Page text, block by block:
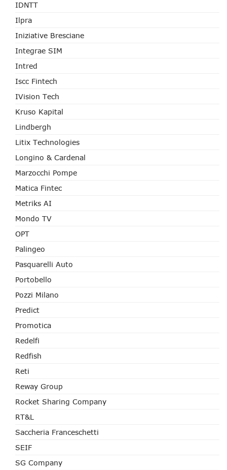
IDNTT
Ilpra
Iniziative Bresciane
Integrae SIM
Intred
Iscc Fintech
IVision Tech
Kruso Kapital
Lindbergh
Litix Technologies
Longino & Cardenal
Marzocchi Pompe
Matica Fintec
Metriks AI
Mondo TV
OPT
Palingeo
Pasquarelli Auto
Portobello
Pozzi Milano
Predict
Promotica
Redelfi
Redfish
Reti
Reway Group
Rocket Sharing Company
RT&L
Saccheria Franceschetti
SEIF
SG Company